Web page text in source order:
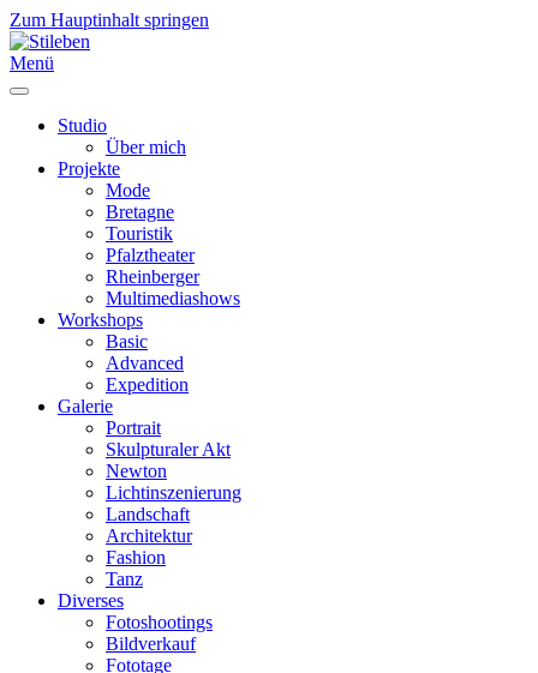
Zum Hauptinhalt springen
Menü
Studio
Über mich
Projekte
Mode
Bretagne
Touristik
Pfalztheater
Rheinberger
Multimediashows
Workshops
Basic
Advanced
Expedition
Galerie
Portrait
Skulpturaler Akt
Newton
Lichtinszenierung
Landschaft
Architektur
Fashion
Tanz
Diverses
Fotoshootings
Bildverkauf
Fototage